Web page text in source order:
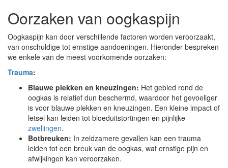
Oorzaken van oogkaspijn
Oogkaspijn kan door verschillende factoren worden veroorzaakt,
van onschuldige tot ernstige aandoeningen. Hieronder bespreken
we enkele van de meest voorkomende oorzaken:
Trauma:
Blauwe plekken en kneuzingen: Het gebied rond de
oogkas is relatief dun beschermd, waardoor het gevoeliger
is voor blauwe plekken en kneuzingen. Een kleine impact of
letsel kan leiden tot bloeduitstortingen en pijnlijke
zwellingen.
Botbreuken: In zeldzamere gevallen kan een trauma
leiden tot een breuk van de oogkas, wat ernstige pijn en
afwijkingen kan veroorzaken.